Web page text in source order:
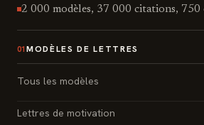
2 000 modèles, 37 000 citations, 750
01 MODÈLES DE LETTRES
Tous les modèles
Lettres de motivation